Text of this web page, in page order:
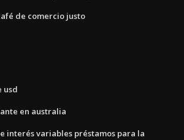
de comercio justo
usd
en australia
interés variables préstamos para la